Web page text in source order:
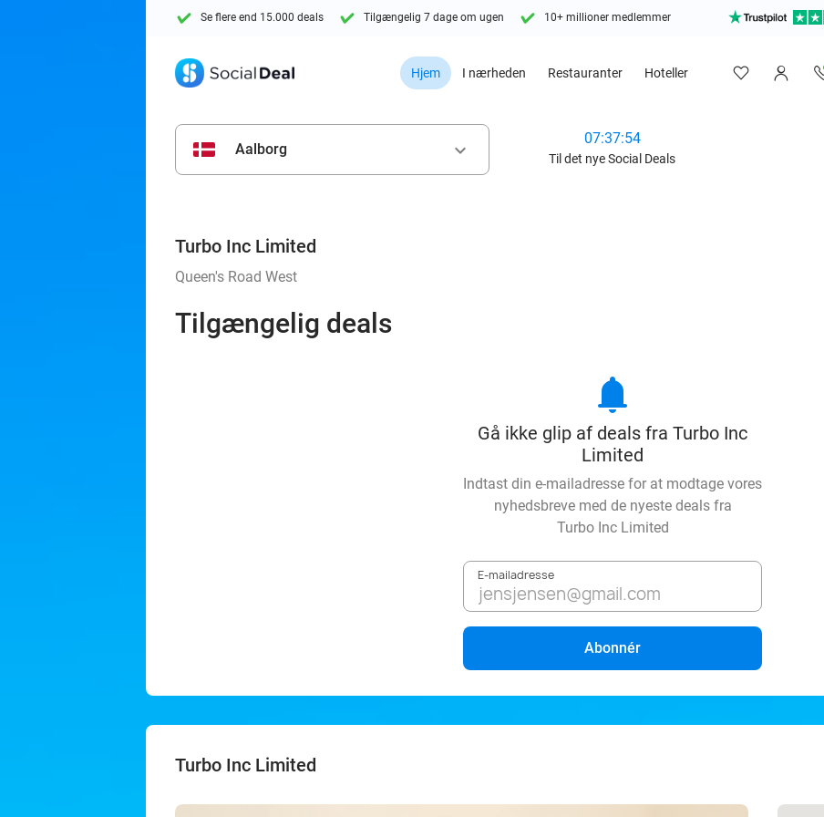
Se flere end 15.000 deals Tilgængelig 7 dage om ugen 10+ millioner medlemmer
Hjem I nærheden Restauranter Hoteller
Aalborg keyboard_arrow_down
07:37:53
Til det nye Social Deals
Turbo Inc Limited
Queen's Road West
Tilgængelig deals
notifications
Gå ikke glip af deals fra Turbo Inc
Limited
Indtast din e-mailadresse for at modtage vores
nyhedsbreve med de nyeste deals fra
Turbo Inc Limited
E-mailadresse
Abonnér
Turbo Inc Limited